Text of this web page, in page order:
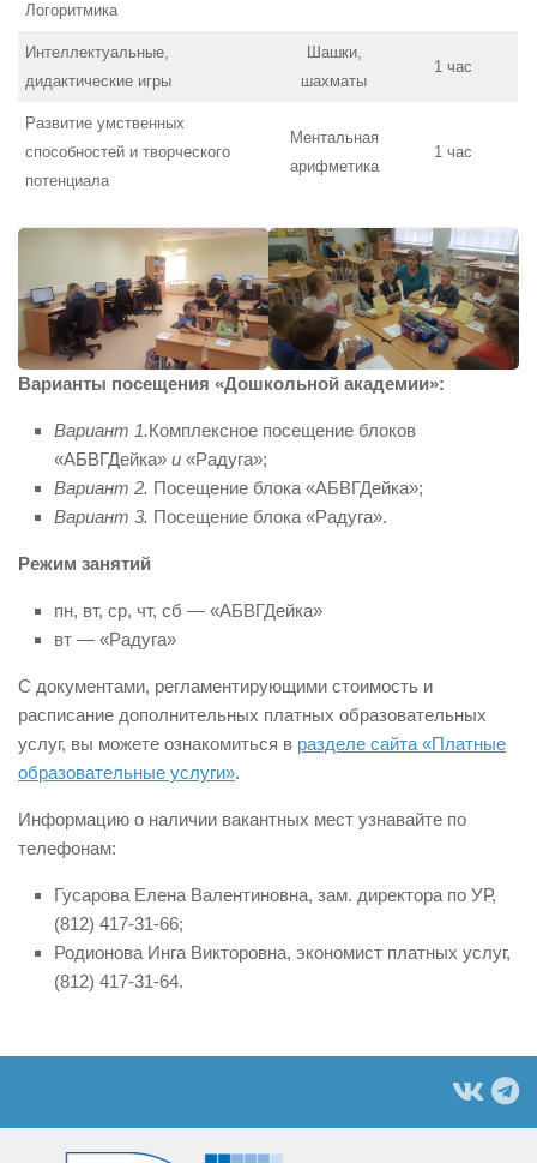
Логоритмика
Интеллектуальные,
дидактические игры
Шашки,
шахматы
1 час
Развитие умственных
способностей и творческого
потенциала
Ментальная
арифметика
1 час
Варианты посещения «Дошкольной академии»:
Вариант 1.Комплексное посещение блоков
«АБВГДейка» и «Радуга»;
Вариант 2. Посещение блока «АБВГДейка»;
Вариант 3. Посещение блока «Радуга».
Режим занятий
пн, вт, ср, чт, сб — «АБВГДейка»
вт — «Радуга»
С документами, регламентирующими стоимость и
расписание дополнительных платных образовательных
услуг, вы можете ознакомиться в разделе сайта «Платные
образовательные услуги».
Информацию о наличии вакантных мест узнавайте по
телефонам:
Гусарова Елена Валентиновна, зам. директора по УР,
(812) 417-31-66;
Родионова Инга Викторовна, экономист платных услуг,
(812) 417-31-64.